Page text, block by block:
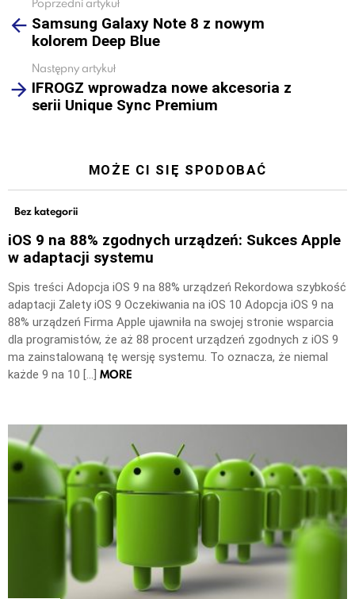
more
Poprzedni artykuł
Samsung Galaxy Note 8 z nowym
kolorem Deep Blue
Następny artykuł
IFROGZ wprowadza nowe akcesoria z
serii Unique Sync Premium
MOŻE CI SIĘ SPODOBAĆ
Bez kategorii
iOS 9 na 88% zgodnych urządzeń: Sukces Apple
w adaptacji systemu
Spis treści Adopcja iOS 9 na 88% urządzeń Rekordowa szybkość
adaptacji Zalety iOS 9 Oczekiwania na iOS 10 Adopcja iOS 9 na
88% urządzeń Firma Apple ujawniła na swojej stronie wsparcia
dla programistów, że aż 88 procent urządzeń zgodnych z iOS 9
ma zainstalowaną tę wersję systemu. To oznacza, że niemal
każde 9 na 10 […] MORE